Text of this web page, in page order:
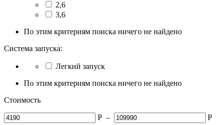
2,6
3,6
По этим критериям поиска ничего не найдено
Система запуска:
Легкий запуск
По этим критериям поиска ничего не найдено
Стоимость
Р – Р